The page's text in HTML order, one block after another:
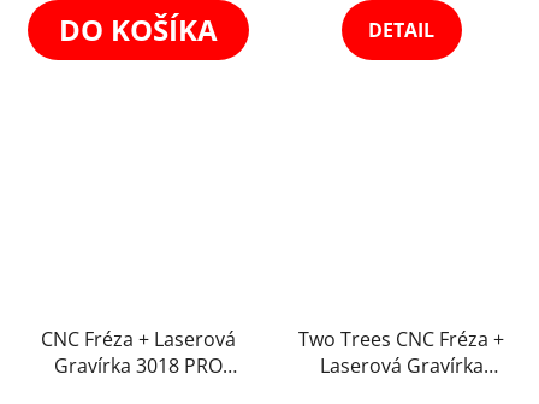
z
DO KOŠÍKA
z
DETAIL
CNC Fréza + Laserová
Gravírka 3018 PRO
Two Trees CNC Fréza +
Laserová Gravírka